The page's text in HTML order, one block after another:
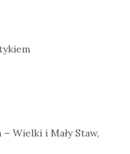
Wielki i Mały Staw,